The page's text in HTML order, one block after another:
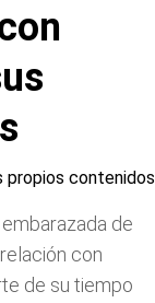
de
con
de su tiempo